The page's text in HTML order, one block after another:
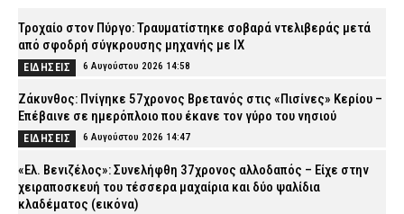
Τροχαίο στον Πύργο: Τραυματίστηκε σοβαρά ντελιβεράς μετά
από σφοδρή σύγκρουσης μηχανής με ΙΧ
ΕΙΔΗΣΕΙΣ 6 Αυγούστου 2026 14:58
Ζάκυνθος: Πνίγηκε 57χρονος Βρετανός στις «Πισίνες» Κερίου –
Επέβαινε σε ημερόπλοιο που έκανε τον γύρο του νησιού
ΕΙΔΗΣΕΙΣ 6 Αυγούστου 2026 14:47
«Ελ. Βενιζέλος»: Συνελήφθη 37χρονος αλλοδαπός – Είχε στην
χειραποσκευή του τέσσερα μαχαίρια και δύο ψαλίδια
κλαδέματος (εικόνα)